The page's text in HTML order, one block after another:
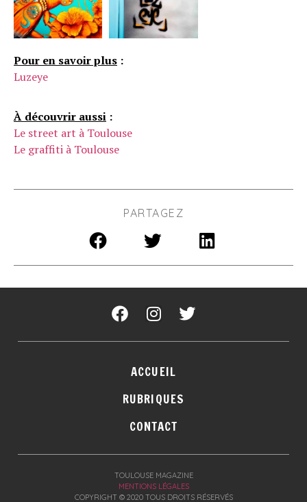
Pour en savoir plus :
Luzeye
À découvrir aussi :
Le street art à Toulouse
Le graffiti à Toulouse
PARTAGEZ
ACCUEIL
RUBRIQUES
CONTACT
TOULOUSE MAGAZINE
MENTIONS LÉGALES
COPYRIGHT © 2020 TOUS DROITS RÉSERVÉS